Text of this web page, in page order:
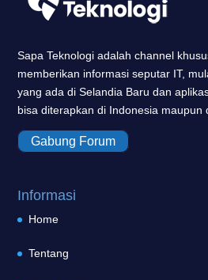
Sapa Teknologi adalah channel
memberikan informasi seputar IT,
yang ada di Selandia Baru dan
bisa diterapkan di Indonesia maupun
Gabung Forum
Informasi
Home
Tentang